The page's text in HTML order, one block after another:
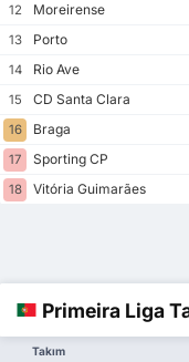
12
Moreirense
13
Porto
14
Rio Ave
15
CD Santa Clara
16
Braga
17
Sporting CP
18
Vitória Guimarães
Primeira Liga
Takım